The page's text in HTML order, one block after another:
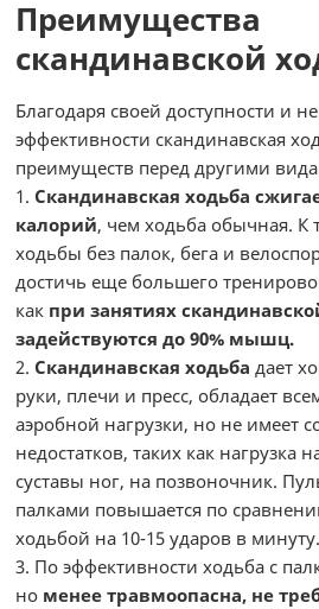
Преимущества
скандинавской
Благодаря своей доступности и
эффективности скандинавская
преимуществ перед другими
1. Скандинавская ходьба
калорий, чем ходьба обычная. К
ходьбы без палок, бега и
достичь еще большего
как при занятиях
задействуются до 90% мышц.
2. Скандинавская ходьба дает
руки, плечи и пресс, обладает
аэробной нагрузки, но не имеет
недостатков, таких как нагрузка
суставы ног, на позвоночник.
палками повышается по
ходьбой на 10-15 ударов в минуту.
3. По эффективности ходьба с
но менее травмоопасна, не